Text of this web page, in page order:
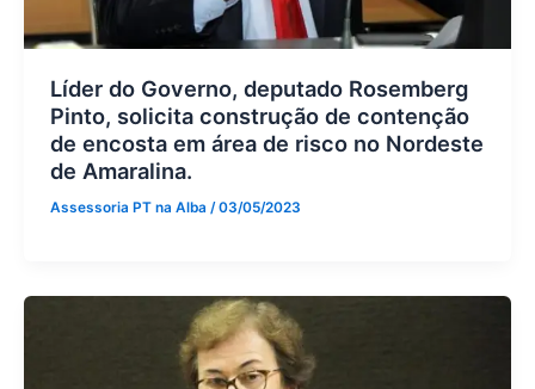
Líder do Governo, deputado Rosemberg
Pinto, solicita construção de contenção
de encosta em área de risco no Nordeste
de Amaralina.
Assessoria PT na Alba /03/05/2023